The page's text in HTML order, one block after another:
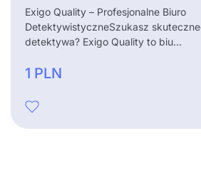
Exigo Quality – Profesjonalne Biuro
DetektywistyczneSzukasz
detektywa? Exigo Quality to biu...
1 PLN